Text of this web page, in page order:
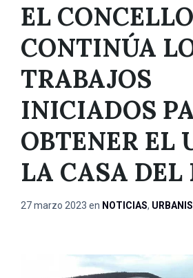
EL CONCELLO
CONTINÚA
TRABAJOS
INICIADOS
OBTENER EL
LA CASA DEL
27 marzo 2023 en NOTICIAS,